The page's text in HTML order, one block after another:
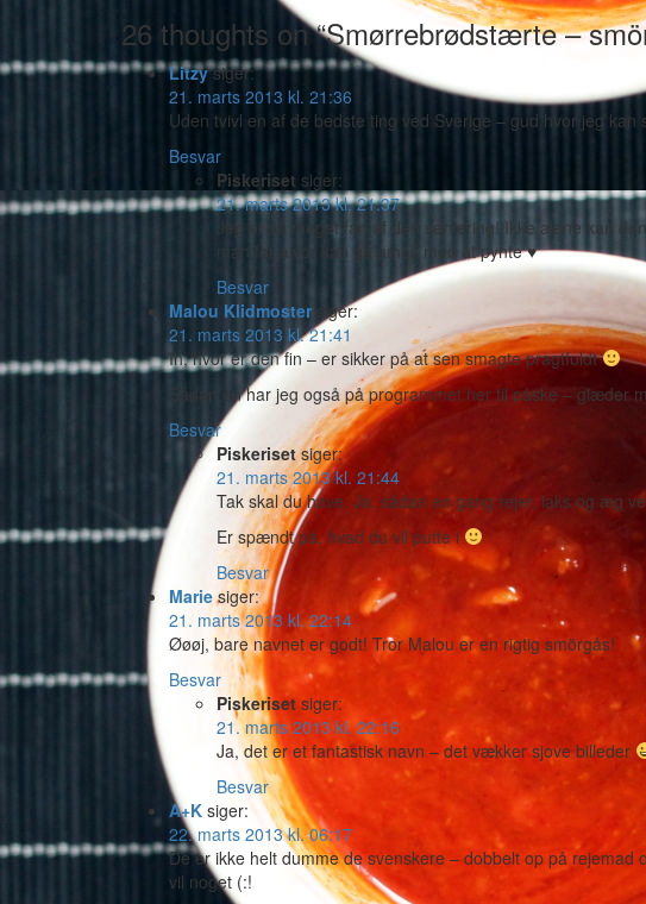
26 thoughts on “Smørrebrødstærte –
Litzy siger:
21. marts 2013 kl. 21:36
Uden tvivl en af de bedste ting ved Sverige – gud hvor jeg kan
Besvar
Piskeriset siger:
21. marts 2013 kl. 21:37
Jeg er så meget fan af den servering! Ikke alene kan
man for alvor kan gå amok med at pynte ♥
Besvar
Malou Klidmoster siger:
21. marts 2013 kl. 21:41
Ih, hvor er den fin – er sikker på at sen smagte pragtfuldt
Sådan en har jeg også på programmet her til påske – glæder
Besvar
Piskeriset siger:
21. marts 2013 kl. 21:44
Tak skal du have. Ja, sådan en gang rejer, laks og æg
Er spændt på, hvad du vil putte i
Besvar
Marie siger:
21. marts 2013 kl. 22:14
Øøøj, bare navnet er godt! Tror Malou er en rigtig smörgås!
Besvar
Piskeriset siger:
21. marts 2013 kl. 22:16
Ja, det er et fantastisk navn – det vækker sjove billeder
Besvar
A+K siger:
22. marts 2013 kl. 06:17
De er ikke helt dumme de svenskere – dobbelt op på
vil noget (:!